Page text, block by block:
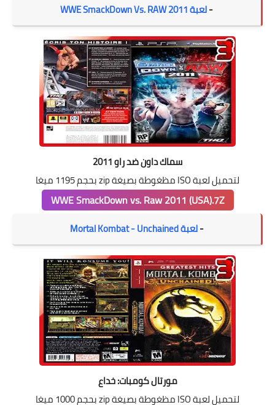
-لعبة WWE SmackDown Vs. RAW 2011
سماك داون ضد راو 2011
لتحميل لعبة ISO مظغوطة بصيغة zip بحجم 1195 ميغا
WWE SmackDown vs. Raw 2011 (USA).7Z
-لعبة Mortal Kombat - Unchained
مورتال كومبات: خداع
لتحميل لعبة ISO مظغوطة بصيغة zip بحجم 1000 ميغا